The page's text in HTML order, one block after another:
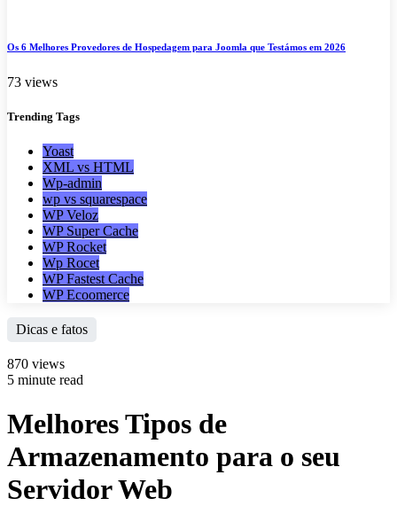
Os 6 Melhores Provedores de Hospedagem para Joomla que Testámos em 2026
73 views
Trending Tags
Yoast
XML vs HTML
Wp-admin
wp vs squarespace
WP Veloz
WP Super Cache
WP Rocket
Wp Rocet
WP Fastest Cache
WP Ecoomerce
Dicas e fatos
870 views
5 minute read
Melhores Tipos de
Armazenamento para o seu
Servidor Web